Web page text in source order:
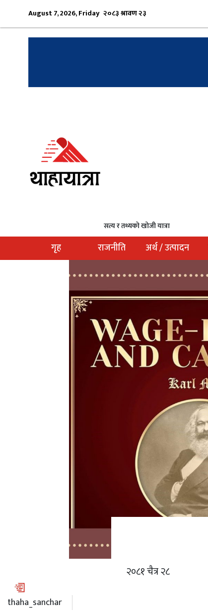
August 7, 2026, Friday २०८३ श्रावण २३
सत्य र तथ्यको खोजी यात्रा
गृह राजनीति अर्थ / उत्पादन
thaha_sanchar
२०८१ चैत्र २८